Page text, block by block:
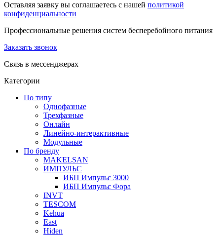
Оставляя заявку вы соглашаетесь с нашей политикой
конфиденциальности
Профессиональные решения систем бесперебойного питания
Заказать звонок
Связь в мессенджерах
Категории
По типу
Однофазные
Трехфазные
Онлайн
Линейно-интерактивные
Модульные
По бренду
MAKELSAN
ИМПУЛЬС
ИБП Импульс 3000
ИБП Импульс Фора
INVT
TESCOM
Kehua
East
Hiden